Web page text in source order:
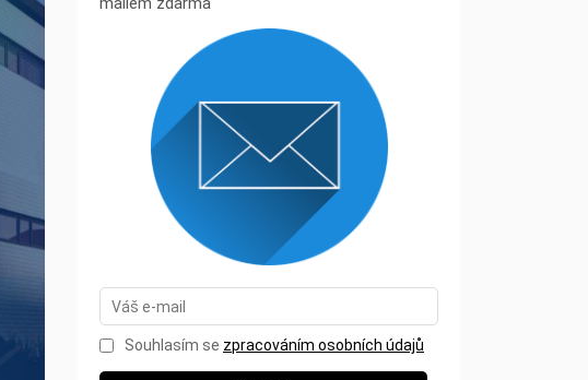
Souhlasím se zpracováním osobních údajů